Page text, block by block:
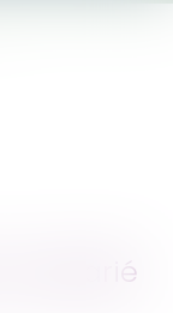
salarié